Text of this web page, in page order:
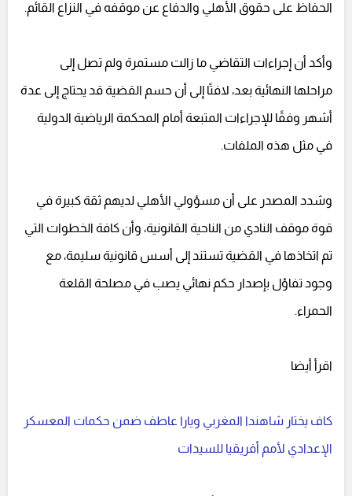
الحفاظ على حقوق الأهلي والدفاع عن موقفه في النزاع القائم.
وأكد أن إجراءات التقاضي ما زالت مستمرة ولم تصل إلى
مراحلها النهائية بعد، لافتًا إلى أن حسم القضية قد يحتاج إلى عدة
أشهر وفقًا للإجراءات المتبعة أمام المحكمة الرياضية الدولية
في مثل هذه الملفات.
وشدد المصدر على أن مسؤولي الأهلي لديهم ثقة كبيرة في
قوة موقف النادي من الناحية القانونية، وأن كافة الخطوات التي
تم اتخاذها في القضية تستند إلى أسس قانونية سليمة، مع
وجود تفاؤل بإصدار حكم نهائي يصب في مصلحة القلعة
الحمراء.
اقرأ أيضا
كاف يختار شاهندا المغربي ويارا عاطف ضمن حكمات المعسكر
الإعدادي لأمم أفريقيا للسيدات